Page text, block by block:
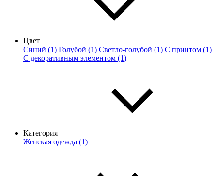
Цвет
Синий (1) Голубой (1) Светло-голубой (1) С принтом (1)
С декоративным элементом (1)
Категория
Женская одежда (1)